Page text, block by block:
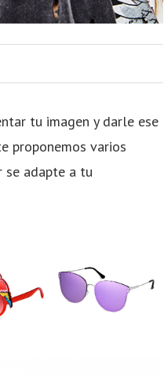
tu imagen y darle ese
proponemos varios
se adapte a tu